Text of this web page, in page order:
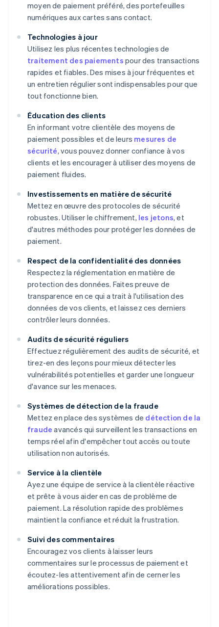
moyen de paiement préféré, des portefeuilles
numériques aux cartes sans contact.
Technologies à jour
Utilisez les plus récentes technologies de
traitement des paiements pour des transactions
rapides et fiables. Des mises à jour fréquentes et
un entretien régulier sont indispensables pour que
tout fonctionne bien.
Éducation des clients
En informant votre clientèle des moyens de
paiement possibles et de leurs mesures de
sécurité, vous pouvez donner confiance à vos
clients et les encourager à utiliser des moyens de
paiement fluides.
Investissements en matière de sécurité
Mettez en œuvre des protocoles de sécurité
robustes. Utiliser le chiffrement, les jetons, et
d'autres méthodes pour protéger les données de
paiement.
Respect de la confidentialité des données
Respectez la réglementation en matière de
protection des données. Faites preuve de
transparence en ce qui a trait à l'utilisation des
données de vos clients, et laissez ces derniers
contrôler leurs données.
Audits de sécurité réguliers
Effectuez régulièrement des audits de sécurité, et
tirez-en des leçons pour mieux détecter les
vulnérabilités potentielles et garder une longueur
d'avance sur les menaces.
Systèmes de détection de la fraude
Mettez en place des systèmes de détection de la
fraude avancés qui surveillent les transactions en
temps réel afin d'empêcher tout accès ou toute
utilisation non autorisés.
Service à la clientèle
Ayez une équipe de service à la clientèle réactive
et prête à vous aider en cas de problème de
paiement. La résolution rapide des problèmes
maintient la confiance et réduit la frustration.
Suivi des commentaires
Encouragez vos clients à laisser leurs
commentaires sur le processus de paiement et
écoutez-les attentivement afin de cerner les
améliorations possibles.